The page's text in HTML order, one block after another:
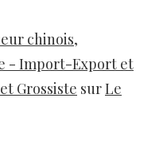
chinois,
- Import-Export et
Grossiste surLe